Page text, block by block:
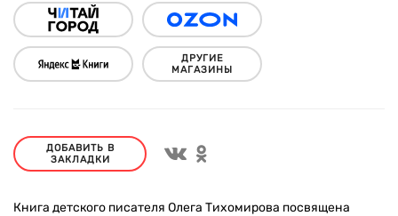
ДРУГИЕ
МАГАЗИНЫ
ДОБАВИТЬ В
ЗАКЛАДКИ
Книга детского писателя Олега Тихомирова посвящена